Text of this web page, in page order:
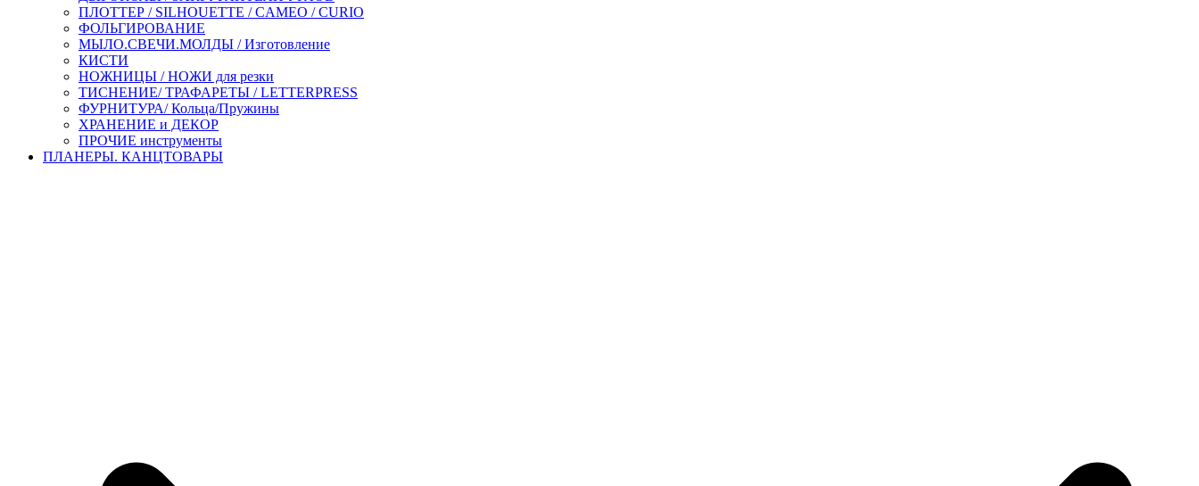
ПЛОТТЕР / SILHOUETTE / CAMEO / CURIO
ФОЛЬГИРОВАНИЕ
МЫЛО.СВЕЧИ.МОЛДЫ / Изготовление
КИСТИ
НОЖНИЦЫ / НОЖИ для резки
ТИСНЕНИЕ/ ТРАФАРЕТЫ / LETTERPRESS
ФУРНИТУРА/ Кольца/Пружины
ХРАНЕНИЕ и ДЕКОР
ПРОЧИЕ инструменты
ПЛАНЕРЫ. КАНЦТОВАРЫ